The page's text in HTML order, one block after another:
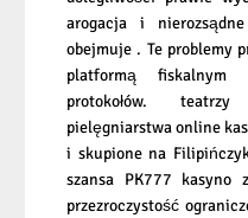
arogacja i
obejmuje . Te problemy
platformą fiskalnym
protokołów. teatrzy
pielęgniarstwa online
i skupione na
szansa PK777 kasyno
przezroczystość